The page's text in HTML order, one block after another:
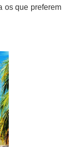
os que preferem